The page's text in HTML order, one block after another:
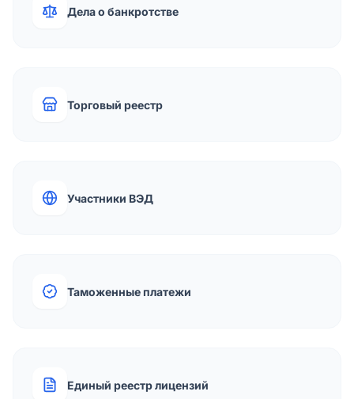
Дела о банкротстве
Торговый реестр
Участники ВЭД
Таможенные платежи
Единый реестр лицензий